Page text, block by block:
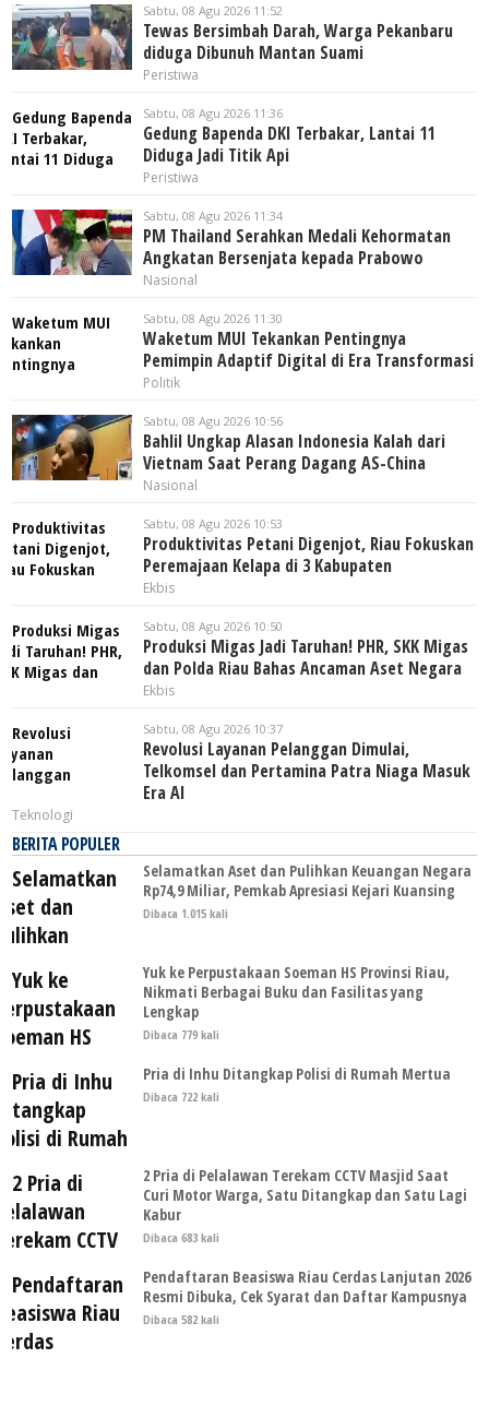
Sabtu, 08 Agu 2026 11:52
Tewas Bersimbah Darah, Warga Pekanbaru
diduga Dibunuh Mantan Suami
Peristiwa
Sabtu, 08 Agu 2026 11:36
Gedung Bapenda DKI Terbakar, Lantai 11
Diduga Jadi Titik Api
Peristiwa
Sabtu, 08 Agu 2026 11:34
PM Thailand Serahkan Medali Kehormatan
Angkatan Bersenjata kepada Prabowo
Nasional
Sabtu, 08 Agu 2026 11:30
Waketum MUI Tekankan Pentingnya
Pemimpin Adaptif Digital di Era Transformasi
Politik
Sabtu, 08 Agu 2026 10:56
Bahlil Ungkap Alasan Indonesia Kalah dari
Vietnam Saat Perang Dagang AS-China
Nasional
Sabtu, 08 Agu 2026 10:53
Produktivitas Petani Digenjot, Riau Fokuskan
Peremajaan Kelapa di 3 Kabupaten
Ekbis
Sabtu, 08 Agu 2026 10:50
Produksi Migas Jadi Taruhan! PHR, SKK Migas
dan Polda Riau Bahas Ancaman Aset Negara
Ekbis
Sabtu, 08 Agu 2026 10:37
Revolusi Layanan Pelanggan Dimulai,
Telkomsel dan Pertamina Patra Niaga Masuk
Era AI
Teknologi
BERITA POPULER
Selamatkan Aset dan Pulihkan Keuangan Negara
Rp74,9 Miliar, Pemkab Apresiasi Kejari Kuansing
Dibaca 1.015 kali
Yuk ke Perpustakaan Soeman HS Provinsi Riau,
Nikmati Berbagai Buku dan Fasilitas yang
Lengkap
Dibaca 779 kali
Pria di Inhu Ditangkap Polisi di Rumah Mertua
Dibaca 722 kali
2 Pria di Pelalawan Terekam CCTV Masjid Saat
Curi Motor Warga, Satu Ditangkap dan Satu Lagi
Kabur
Dibaca 683 kali
Pendaftaran Beasiswa Riau Cerdas Lanjutan 2026
Resmi Dibuka, Cek Syarat dan Daftar Kampusnya
Dibaca 582 kali